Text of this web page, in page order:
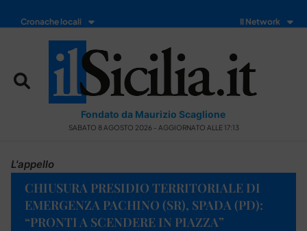
Cronache locali Il Network
Fondato da Maurizio Scaglione
SABATO 8 AGOSTO 2026 - AGGIORNATO ALLE 17:13
L'appello
CHIUSURA PRESIDIO TERRITORIALE DI
EMERGENZA PACHINO (SR), SPADA (PD):
“PRONTI A SCENDERE IN PIAZZA”